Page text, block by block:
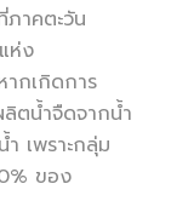
าคตะวัน
ห่ง
ากเกิดการ
ลิตน้ำจืดจากน้ำ
เพราะกลุ่ม
ของ